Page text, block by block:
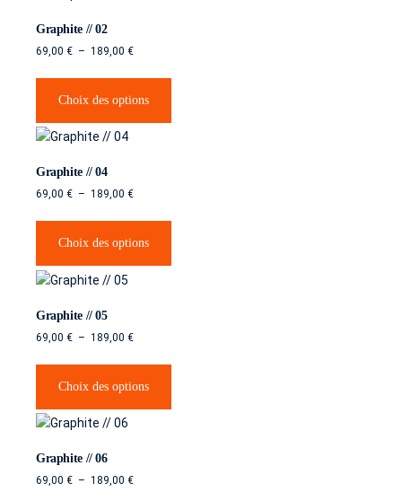
Graphite // 02
69,00 € – 189,00 €
Choix des options
Graphite // 04
69,00 € – 189,00 €
Choix des options
Graphite // 05
69,00 € – 189,00 €
Choix des options
Graphite // 06
69,00 € – 189,00 €